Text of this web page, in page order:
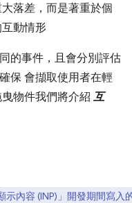
落差，而是著重於個
動情形
的事件，且會分別評估
保 會擷取使用者在輕
物件我們將介紹 互
內容 (INP)」開發期間寫入